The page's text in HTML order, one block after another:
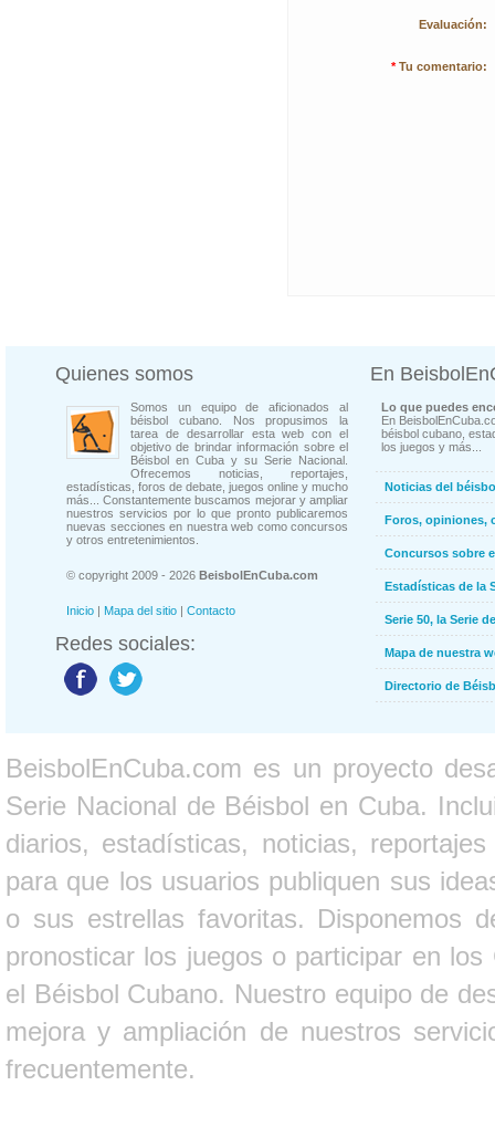
Evaluación:
* Tu comentario:
Quienes somos
Somos un equipo de aficionados al
béisbol cubano. Nos propusimos la
tarea de desarrollar esta web con el
objetivo de brindar información sobre el
Béisbol en Cuba y su Serie Nacional.
Ofrecemos noticias, reportajes,
estadísticas, foros de debate, juegos online y mucho
más... Constantemente buscamos mejorar y ampliar
nuestros servicios por lo que pronto publicaremos
nuevas secciones en nuestra web como concursos
y otros entretenimientos.
© copyright 2009 - 2026 BeisbolEnCuba.com
Inicio | Mapa del sitio | Contacto
Redes sociales:
En
Lo que puedes
En
béisbol cubano,
los juegos y más...
Noticias del
Foros, opiniones,
Concursos sobre
Estadísticas de la
Serie 50, la Serie
Mapa de nuestra
Directorio de
BeisbolEnCuba.com es un proyecto
Serie Nacional de Béisbol en Cuba.
diarios, estadísticas, noticias,
para que los usuarios publiquen sus
o sus estrellas favoritas. Disponemos
pronosticar los juegos o participar en
el Béisbol Cubano. Nuestro equipo de
mejora y ampliación de nuestros
frecuentemente.